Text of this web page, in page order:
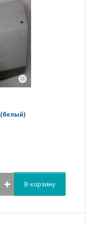
В корзину